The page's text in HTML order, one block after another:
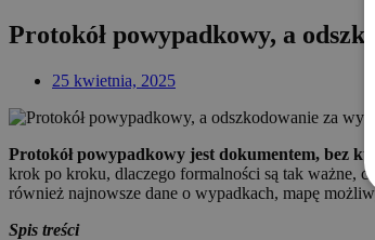
Protokół powypadkowy, a
25 kwietnia, 2025
Protokół powypadkowy jest dokumentem, bez
krok po kroku, dlaczego formalności są tak ważne,
również najnowsze dane o wypadkach, mapę
Spis treści